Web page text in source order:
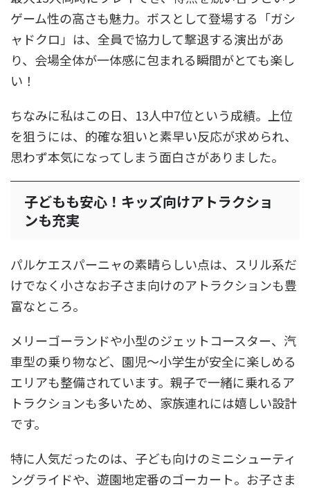
ゲーム性の高さも魅力。ボスとして登場する「ガシ
ャドクロ」は、全員で協力して撃退する演出があ
り、会場全体が一体感に包まれる瞬間がとても楽し
い！
ちなみに私はこの日、13人中7位という成績。上位
を狙うには、的確な狙いと素早い反応が求められ、
思わず本気になってしまう面白さがありました。
子どもも安心！キッズ向けアトラクショ
ンも充実
パルケエスパーニャの素晴らしい点は、スリル系だ
けでなく小さなお子さま向けのアトラクションも豊
富なところ。
メリーゴーランドや小型のジェットコースター、汽
車型の乗り物など、園児〜小学生が安全に楽しめる
エリアも整備されています。親子で一緒に乗れるア
トラクションも多いため、家族連れには嬉しい設計
です。
特に人気だったのは、子ども向けのミニシューティ
ングライドや、遊園地定番のゴーカート。お子さま